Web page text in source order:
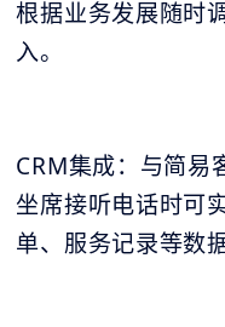
根据业务发展随时
入。
CRM集成：与简易
坐席接听电话时可
单、服务记录等数据